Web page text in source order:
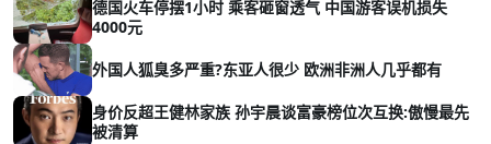
德国火车停摆1小时 乘客砸窗透气 中国游客误机损失
4000元
外国人狐臭多严重?东亚人很少 欧洲非洲人几乎都有
身价反超王健林家族 孙宇晨谈富豪榜位次互换:傲慢最先
被清算